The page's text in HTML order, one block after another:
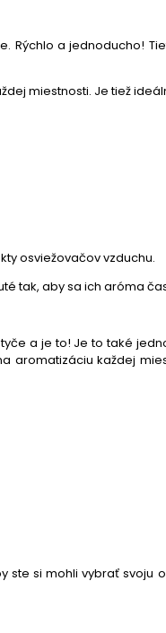
Rýchlo a jednoducho!
miestnosti. Je tiež
osviežovačov vzduchu.
tak, aby sa ich aróma
a je to! Je to také
aromatizáciu každej
ste si mohli vybrať svoju